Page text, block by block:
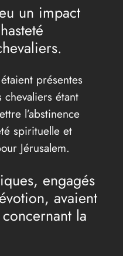
un impact
présentes
étant
l’abstinence
spirituelle et
Jérusalem.
engagés
avaient
la